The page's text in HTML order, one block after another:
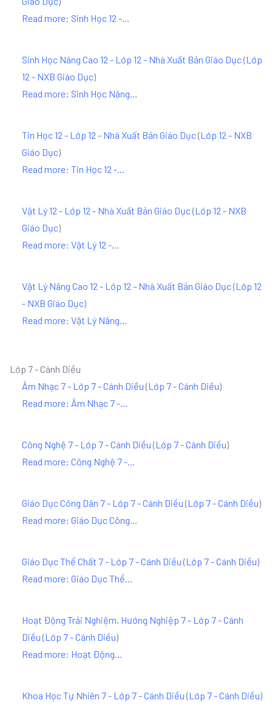
Read more: Sinh Học 12 -...
Sinh Học Nâng Cao 12 - Lớp 12 - Nhà Xuất Bản Giáo Dục(Lớp
12 - NXB Giáo Dục)
Read more: Sinh Học Nâng...
Tin Học 12 - Lớp 12 - Nhà Xuất Bản Giáo Dục(Lớp 12 - NXB
Giáo Dục)
Read more: Tin Học 12 -...
Vật Lý 12 - Lớp 12 - Nhà Xuất Bản Giáo Dục(Lớp 12 - NXB
Giáo Dục)
Read more: Vật Lý 12 -...
Vật Lý Nâng Cao 12 - Lớp 12 - Nhà Xuất Bản Giáo Dục(Lớp 12
- NXB Giáo Dục)
Read more: Vật Lý Nâng...
Lớp 7 - Cánh Diều
Âm Nhạc 7 - Lớp 7 - Cánh Diều (Lớp 7 - Cánh Diều)
Read more: Âm Nhạc 7 -...
Công Nghệ 7 - Lớp 7 - Cánh Diều (Lớp 7 - Cánh Diều)
Read more: Công Nghệ 7 -...
Giáo Dục Công Dân 7 - Lớp 7 - Cánh Diều (Lớp 7 - Cánh Diều)
Read more: Giáo Dục Công...
Giáo Dục Thể Chất 7 - Lớp 7 - Cánh Diều (Lớp 7 - Cánh Diều)
Read more: Giáo Dục Thể...
Hoạt Động Trải Nghiệm, Hướng Nghiệp 7 - Lớp 7 - Cánh
Diều (Lớp 7 - Cánh Diều)
Read more: Hoạt Động...
Khoa Học Tự Nhiên 7 - Lớp 7 - Cánh Diều (Lớp 7 - Cánh Diều)